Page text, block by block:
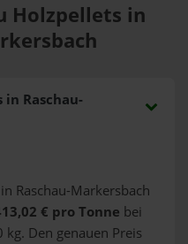
Holzpellets in
Raschau-
Raschau-Markersbach
€ pro Tonne bei
Den genauen Preis